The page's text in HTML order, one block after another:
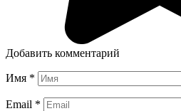
Добавить комментарий
Имя *
Email *